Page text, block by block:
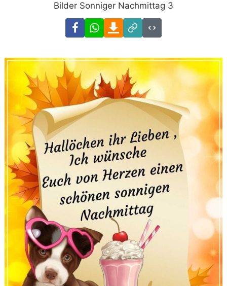
Bilder Sonniger Nachmittag 3
FacebookWhatsAppDownload
Link
Code